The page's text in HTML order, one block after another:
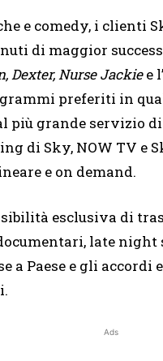
e comedy, i clienti
di maggior
Dexter, Nurse Jackiee
preferiti in
grande servizio di
di Sky, NOW TV e
e on demand.
esclusiva di
late
a Paese e gli
Ads